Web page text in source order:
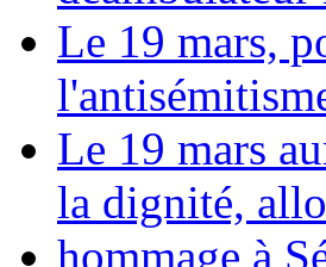
Le 19 mars,
Le 19 mars
la dignité,
hommage à